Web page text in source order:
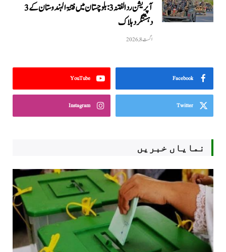
آپریشن رد الفتنہ 3: بلوچستان میں فتنۃ الہندوستان کے 3
دہشتگرد ہلاک
اگست 8, 2026
Facebook
YouTube
Twitter
Instagram
نمایاں خبریں